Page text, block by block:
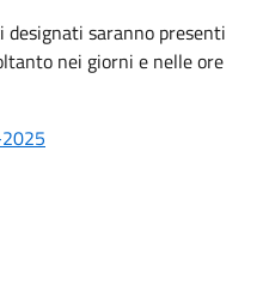
designati saranno presenti
nei giorni e nelle ore